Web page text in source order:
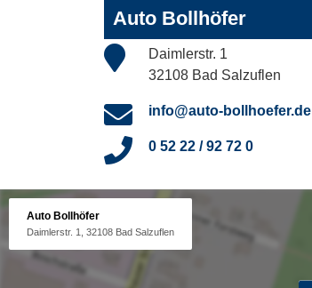
Auto Bollhöfer
Daimlerstr. 1
32108 Bad Salzuflen
info@auto-bollhoefer.de
0 52 22 / 92 72 0
Auto Bollhöfer
Daimlerstr. 1, 32108 Bad Salzuflen